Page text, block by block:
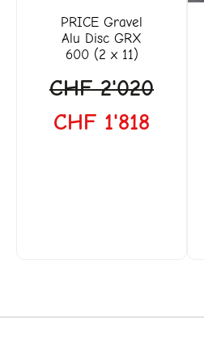
PRICE Gravel
Alu Disc GRX
600 (2 x 11)
CHF2'020
CHF 2'020
CHF 1'818
CHF